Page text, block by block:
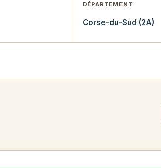
DÉPARTEMENT
Corse-du-Sud (2A)